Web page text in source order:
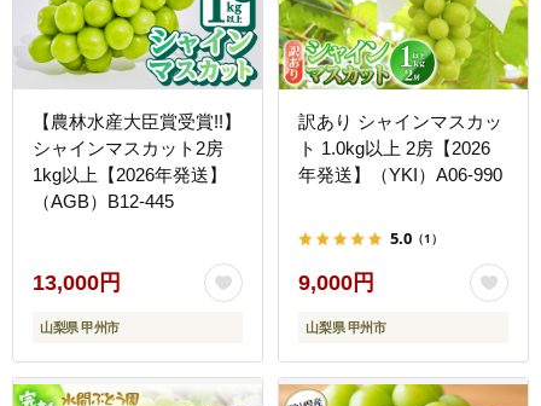
【農林水産大臣賞受賞!!】
シャインマスカット2房
1kg以上【2026年発送】
（AGB）B12-445
13,000円
山梨県 甲州市
訳あり シャインマスカッ
ト 1.0kg以上 2房【2026
年発送】（YKI）A06-990
5.0 （1）
9,000円
山梨県 甲州市